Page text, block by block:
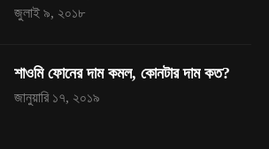
জুলাই ৯, ২০১৮
শাওমি ফোনের দাম কমল, কোনটার দাম কত?
জানুয়ারি ১৭, ২০১৯